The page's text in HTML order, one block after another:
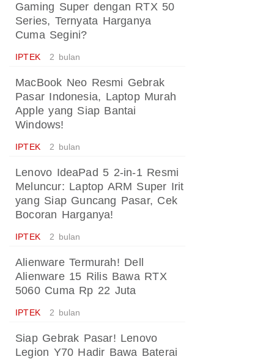
Gaming Super dengan RTX 50
Series, Ternyata Harganya
Cuma Segini?
IPTEK 2 bulan
MacBook Neo Resmi Gebrak
Pasar Indonesia, Laptop Murah
Apple yang Siap Bantai
Windows!
IPTEK 2 bulan
Lenovo IdeaPad 5 2-in-1 Resmi
Meluncur: Laptop ARM Super Irit
yang Siap Guncang Pasar, Cek
Bocoran Harganya!
IPTEK 2 bulan
Alienware Termurah! Dell
Alienware 15 Rilis Bawa RTX
5060 Cuma Rp 22 Juta
IPTEK 2 bulan
Siap Gebrak Pasar! Lenovo
Legion Y70 Hadir Bawa Baterai